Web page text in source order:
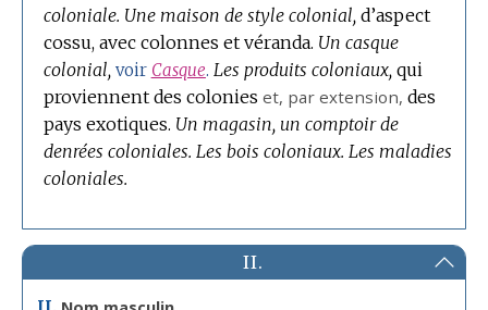
coloniale. Une maison de style colonial, d’aspect
cossu, avec colonnes et véranda. Un casque
colonial, voir Casque. Les produits coloniaux, qui
proviennent des colonies et, par extension, des
pays exotiques. Un magasin, un comptoir de
denrées coloniales. Les bois coloniaux. Les maladies
coloniales.
II.